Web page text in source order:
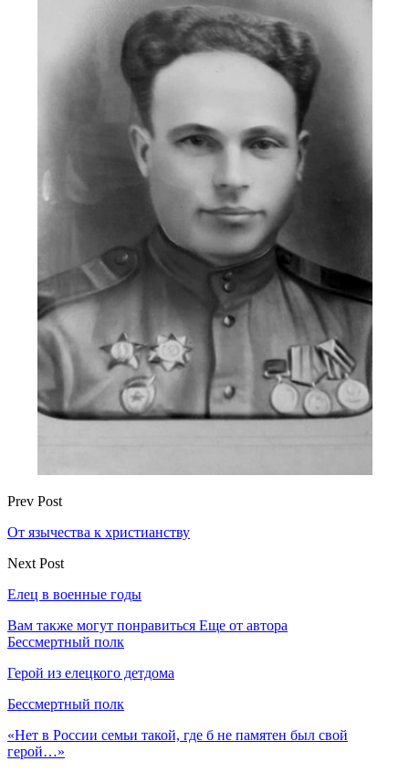
Prev Post
От язычества к христианству
Next Post
Елец в военные годы
Вам также могут понравиться Еще от автора
Бессмертный полк
Герой из елецкого детдома
Бессмертный полк
«Нет в России семьи такой, где б не памятен был свой
герой…»